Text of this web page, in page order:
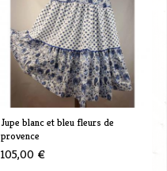
Jupe blanc et bleu fleurs de
provence
105,00 €